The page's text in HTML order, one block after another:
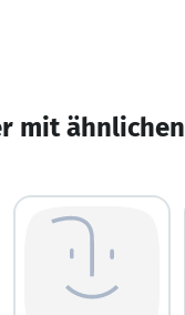
mit ähnlichen